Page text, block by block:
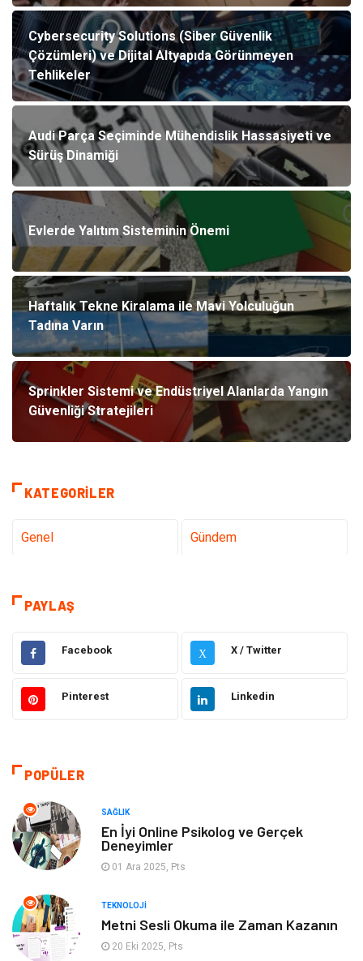
Cybersecurity Solutions (Siber Güvenlik
Çözümleri) ve Dijital Altyapıda Görünmeyen
Tehlikeler
Audi Parça Seçiminde Mühendislik Hassasiyeti ve
Sürüş Dinamiği
Evlerde Yalıtım Sisteminin Önemi
Haftalık Tekne Kiralama ile Mavi Yolculuğun
Tadına Varın
Sprinkler Sistemi ve Endüstriyel Alanlarda Yangın
Güvenliği Stratejileri
KATEGORILER
Genel Gündem
Elektrik Elektronik Makine
Otomotiv Ulaşım ve Taşımacılık
Giyim
Eğitim & Kariyer Bilgisayar ve Yazılım
Alışveriş
Emlak
Organizasyon
PAYLAŞ
Facebook X X / Twitter
Pinterest Linkedin
POPÜLER
SAĞLIK
En İyi Online Psikolog ve Gerçek
Deneyimler
01 Ara 2025, Pts
TEKNOLOJI
Metni Sesli Okuma ile Zaman Kazanın
20 Eki 2025, Pts